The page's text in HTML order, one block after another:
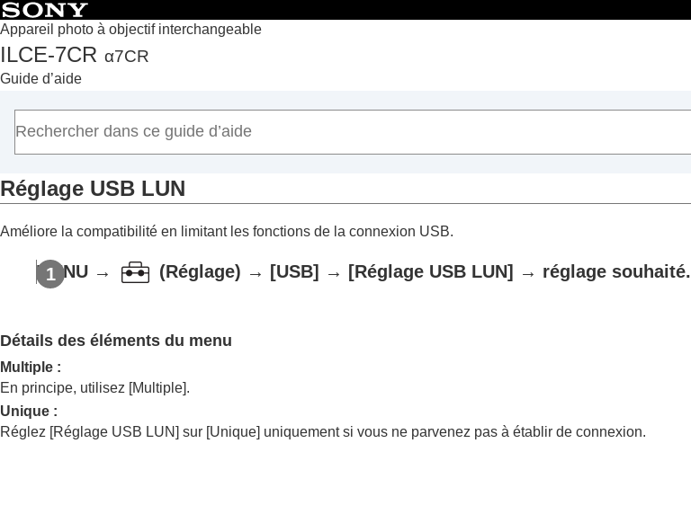
Appareil photo à objectif interchangeable
ILCE-7CR α7CR
Guide d’aide
Accueil
Remarques sur l’utilisation de votre appareil
Vérification de l'appareil et des éléments fournis
Fonctions de base
Recherche de fonctions dans le MENU
Utilisation des fonctions de prise de vue
Personnalisation de l’appareil photo
Changement des réglages de l’appareil
Paramètres de fichier
Réglages du viseur/de l’écran
Réglage USB LUN
Améliore la compatibilité en limitant les fonctions de la connexion USB.
MENU → (Réglage) → [USB] → [Réglage USB LUN] → réglage souhaité.
Détails des éléments du menu
Multiple :
En principe, utilisez [Multiple].
Unique :
Réglez [Réglage USB LUN] sur [Unique] uniquement si vous ne parvenez pas à établir de connexion.